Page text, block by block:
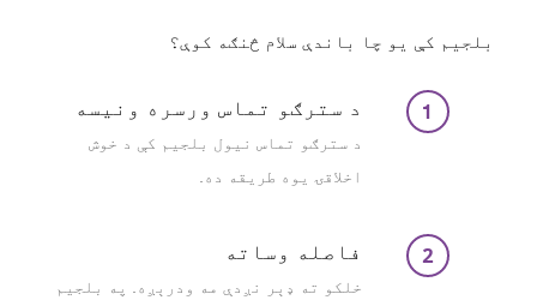
بلجیم کې یو چا باندې سلام څنګه کوې؟
د سترګو تماس ورسره ونیسه
د سترګو تماس نیول بلجیم کې د خوش
اخلاقۍ یوه طریقه ده.
فاصله وساته
خلکو ته ډېر نږدې مه ودرېږه. په بلجیم